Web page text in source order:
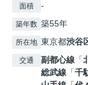
面積 -
築年数 築55年
所在地 東京都渋谷
交通 副都心線 「
総武線 「千